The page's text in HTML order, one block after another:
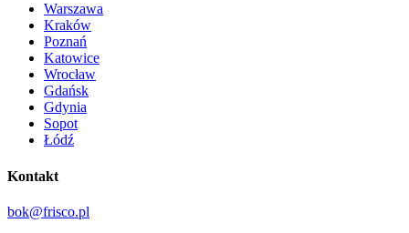
Warszawa
Kraków
Poznań
Katowice
Wrocław
Gdańsk
Gdynia
Sopot
Łódź
Kontakt
bok@frisco.pl